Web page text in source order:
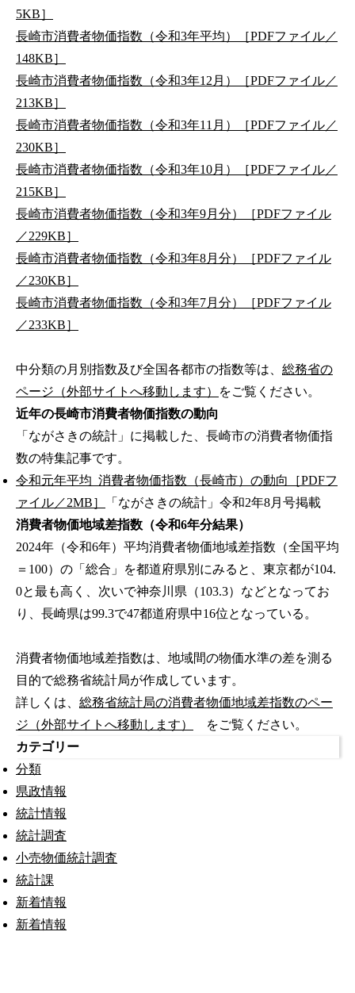
5KB］
長崎市消費者物価指数（令和3年平均）［PDFファイル／
148KB］
長崎市消費者物価指数（令和3年12月）［PDFファイル／
213KB］
長崎市消費者物価指数（令和3年11月）［PDFファイル／
230KB］
長崎市消費者物価指数（令和3年10月）［PDFファイル／
215KB］
長崎市消費者物価指数（令和3年9月分）［PDFファイル
／229KB］
長崎市消費者物価指数（令和3年8月分）［PDFファイル
／230KB］
長崎市消費者物価指数（令和3年7月分）［PDFファイル
／233KB］
中分類の月別指数及び全国各都市の指数等は、 総務省の
ページ（外部サイトへ移動します）
をご覧ください。
近年の長崎市消費者物価指数の動向
「ながさきの統計」に掲載した、長崎市の消費者物価指
数の特集記事です。
令和元年平均_消費者物価指数（長崎市）の動向［PDFフ
ァイル／2MB］
「ながさきの統計」令和2年8月号掲載
消費者物価地域差指数（令和6年分結果）
2024年（令和6年）平均消費者物価地域差指数（全国平均
＝100）の「総合」を都道府県別にみると、東京都が104.
0と最も高く、次いで神奈川県（103.3）などとなってお
り、長崎県は99.3で47都道府県中16位となっている。
消費者物価地域差指数は、地域間の物価水準の差を測る
目的で総務省統計局が作成しています。
詳しくは、 総務省統計局の消費者物価地域差指数のペー
ジ（外部サイトへ移動します）
をご覧ください。
カテゴリー
分類
県政情報
統計情報
統計調査
小売物価統計調査
統計課
新着情報
新着情報